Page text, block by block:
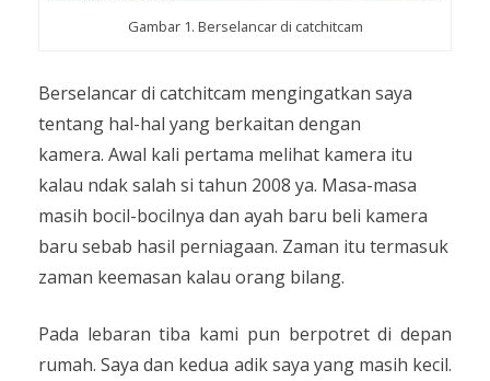
Gambar 1. Berselancar di catchitcam
Berselancar di catchitcam mengingatkan saya
tentang hal-hal yang berkaitan dengan
kamera. Awal kali pertama melihat kamera itu
kalau ndak salah si tahun 2008 ya. Masa-masa
masih bocil-bocilnya dan ayah baru beli kamera
baru sebab hasil perniagaan. Zaman itu termasuk
zaman keemasan kalau orang bilang.
Pada lebaran tiba kami pun berpotret di depan
rumah. Saya dan kedua adik saya yang masih kecil.